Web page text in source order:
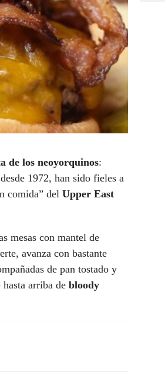
de los neoyorquinos:
1972, han sido fieles a
comida” del Upper East
mesas con mantel de
avanza con bastante
de pan tostado y
arriba de bloody